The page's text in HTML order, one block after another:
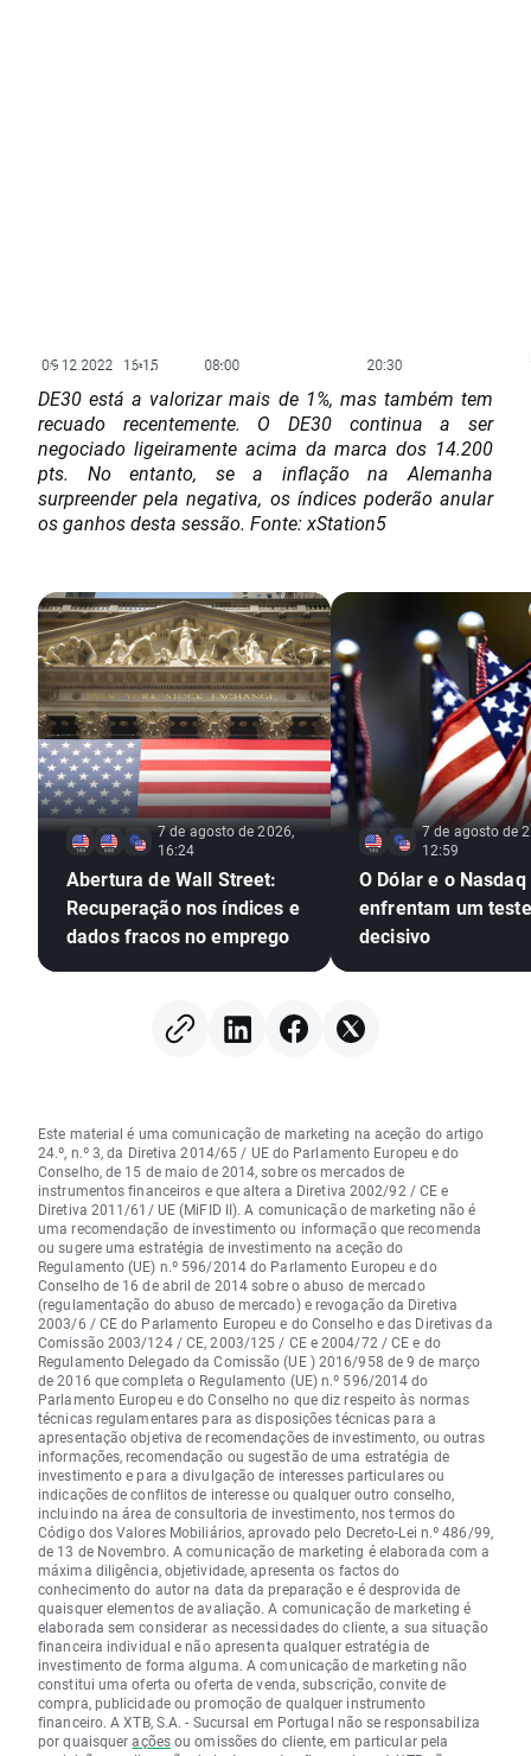
DE30 está a valorizar mais de 1%, mas também tem
recuado recentemente. O DE30 continua a ser
negociado ligeiramente acima da marca dos 14.200
pts. No entanto, se a inflação na Alemanha
surpreender pela negativa, os índices poderão anular
os ganhos desta sessão. Fonte: xStation5
7 de agosto de 2026,
16:24
Abertura de Wall Street:
Recuperação nos índices e
dados fracos no emprego
7 de agosto de
12:59
O Dólar e o Nasdaq
enfrentam um teste
decisivo
Este material é uma comunicação de marketing na aceção do artigo
24.º, n.º 3, da Diretiva 2014/65 / UE do Parlamento Europeu e do
Conselho, de 15 de maio de 2014, sobre os mercados de
instrumentos financeiros e que altera a Diretiva 2002/92 / CE e
Diretiva 2011/61/ UE (MiFID II). A comunicação de marketing não é
uma recomendação de investimento ou informação que recomenda
ou sugere uma estratégia de investimento na aceção do
Regulamento (UE) n.º 596/2014 do Parlamento Europeu e do
Conselho de 16 de abril de 2014 sobre o abuso de mercado
(regulamentação do abuso de mercado) e revogação da Diretiva
2003/6 / CE do Parlamento Europeu e do Conselho e das Diretivas da
Comissão 2003/124 / CE, 2003/125 / CE e 2004/72 / CE e do
Regulamento Delegado da Comissão (UE ) 2016/958 de 9 de março
de 2016 que completa o Regulamento (UE) n.º 596/2014 do
Parlamento Europeu e do Conselho no que diz respeito às normas
técnicas regulamentares para as disposições técnicas para a
apresentação objetiva de recomendações de investimento, ou outras
informações, recomendação ou sugestão de uma estratégia de
investimento e para a divulgação de interesses particulares ou
indicações de conflitos de interesse ou qualquer outro conselho,
incluindo na área de consultoria de investimento, nos termos do
Código dos Valores Mobiliários, aprovado pelo Decreto-Lei n.º 486/99,
de 13 de Novembro. A comunicação de marketing é elaborada com a
máxima diligência, objetividade, apresenta os factos do
conhecimento do autor na data da preparação e é desprovida de
quaisquer elementos de avaliação. A comunicação de marketing é
elaborada sem considerar as necessidades do cliente, a sua situação
financeira individual e não apresenta qualquer estratégia de
investimento de forma alguma. A comunicação de marketing não
constitui uma oferta ou oferta de venda, subscrição, convite de
compra, publicidade ou promoção de qualquer instrumento
financeiro. A XTB, S.A. - Sucursal em Portugal não se responsabiliza
por quaisqueraçõesou omissões do cliente, em particular pela